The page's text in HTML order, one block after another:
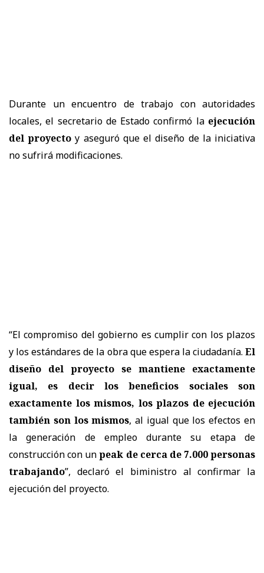
Durante un encuentro de trabajo con autoridades
locales, el secretario de Estado confirmó la ejecución
del proyecto y aseguró que el diseño de la iniciativa
no sufrirá modificaciones.
“El compromiso del gobierno es cumplir con los plazos
y los estándares de la obra que espera la ciudadanía. El
diseño del proyecto se mantiene exactamente
igual, es decir los beneficios sociales son
exactamente los mismos, los plazos de ejecución
también son los mismos, al igual que los efectos en
la generación de empleo durante su etapa de
construcción con unpeak de cerca de 7.000 personas
trabajando”, declaró el biministro al confirmar la
ejecución del proyecto.